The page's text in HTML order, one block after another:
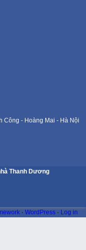
Công - Hoàng Mai - Hà Nội
Thanh Dương
· WordPress · Log in